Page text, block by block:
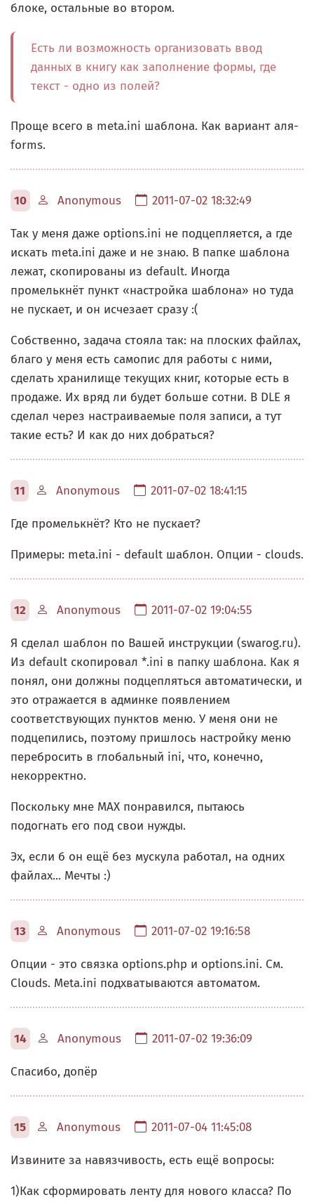
блоке, остальные во втором.
Есть ли возможность организовать ввод
данных в книгу как заполнение формы, где
текст - одно из полей?
Проще всего в meta.ini шаблона. Как вариант аля-
forms.
10 Anonymous 2011-07-02 18:32:49
Так у меня даже options.ini не подцепляется, а где
искать meta.ini даже и не знаю. В папке шаблона
лежат, скопированы из default. Иногда
промелькнёт пункт «настройка шаблона» но туда
не пускает, и он исчезает сразу :(
Собственно, задача стояла так: на плоских файлах,
благо у меня есть самопис для работы с ними,
сделать хранилище текущих книг, которые есть в
продаже. Их вряд ли будет больше сотни. В DLE я
сделал через настраиваемые поля записи, а тут
такие есть? И как до них добраться?
11 Anonymous 2011-07-02 18:41:15
Где промелькнёт? Кто не пускает?
Примеры: meta.ini - default шаблон. Опции - clouds.
12 Anonymous 2011-07-02 19:04:55
Я сделал шаблон по Вашей инструкции (swarog.ru).
Из default скопировал *.ini в папку шаблона. Как я
понял, они должны подцепляться автоматически, и
это отражается в админке появлением
соответствующих пунктов меню. У меня они не
подцепились, поэтому пришлось настройку меню
перебросить в глобальный ini, что, конечно,
некорректно.
Поскольку мне МАХ понравился, пытаюсь
подогнать его под свои нужды.
Эх, если б он ещё без мускула работал, на одних
файлах... Мечты :)
13 Anonymous 2011-07-02 19:16:58
Опции - это связка options.php и options.ini. См.
Clouds. Meta.ini подхватываются автоматом.
14 Anonymous 2011-07-02 19:36:09
Спасибо, допёр
15 Anonymous 2011-07-04 11:45:08
Извините за навязчивость, есть ещё вопросы:
1)Как сформировать ленту для нового класса? По